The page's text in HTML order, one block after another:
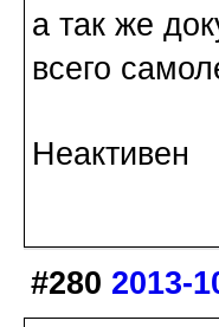
а так же
всего
Неактивен
#280 2013-